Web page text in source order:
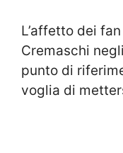
L’affetto dei
Cremaschi
punto di
voglia di